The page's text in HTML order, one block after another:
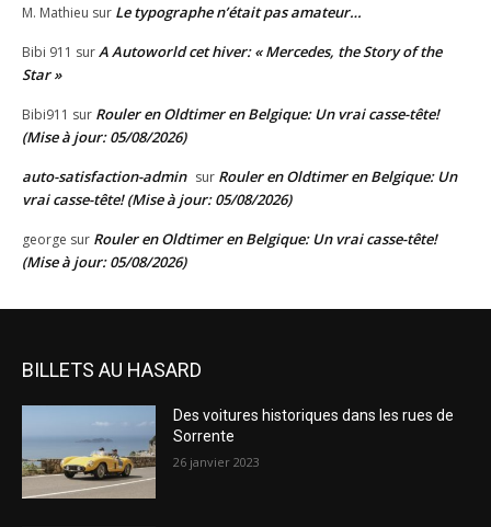
M. Mathieu sur Le typographe n’était pas amateur…
Bibi 911 surA Autoworld cet hiver: « Mercedes, the Story of the
Star »
Bibi911 sur Rouler en Oldtimer en Belgique: Un vrai casse-tête!
(Mise à jour: 05/08/2026)
auto-satisfaction-admin sur Rouler en Oldtimer en Belgique: Un
vrai casse-tête! (Mise à jour: 05/08/2026)
george sur Rouler en Oldtimer en Belgique: Un vrai casse-tête!
(Mise à jour: 05/08/2026)
BILLETS AU HASARD
Des voitures historiques dans les rues de
Sorrente
26 janvier 2023